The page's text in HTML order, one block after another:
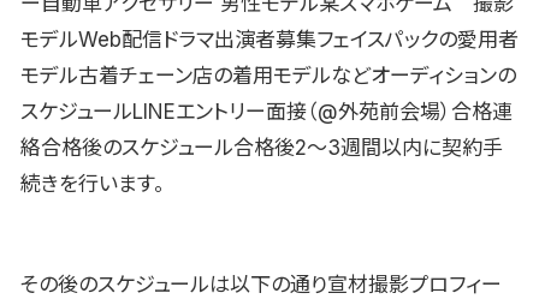
モデルWeb配信ドラマ出演者募集フェイスパックの愛用者
モデル古着チェーン店の着用モデルなどオーディションの
スケジュールLINEエントリー面接（@外苑前会場）合格連
絡合格後のスケジュール合格後2〜3週間以内に契約手
続きを行います。
その後のスケジュールは以下の通り宣材撮影プロフィー